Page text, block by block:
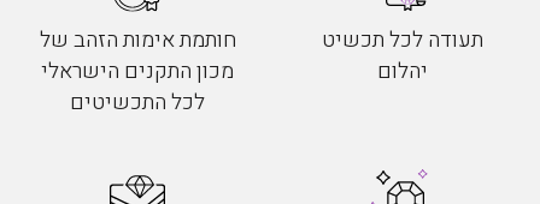
תעודה לכל תכשיט
יהלום
חותמת אימות הזהב של
מכון התקנים הישראלי
לכל התכשיטים